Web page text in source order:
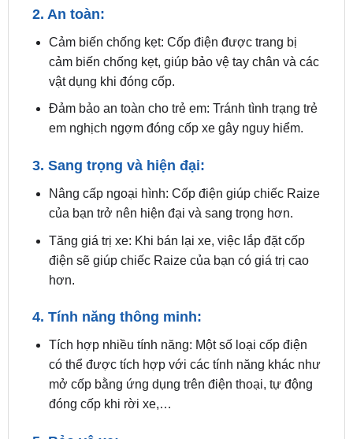
cảm biến chống kẹt, giúp bảo vệ tay chân và các
vật dụng khi đóng cốp.
Đảm bảo an toàn cho trẻ em: Tránh tình trạng trẻ
em nghịch ngợm đóng cốp xe gây nguy hiểm.
3. Sang trọng và hiện đại:
của bạn trở nên hiện đại và sang trọng hơn.
Tăng giá trị xe: Khi bán lại xe, việc lắp đặt cốp
điện sẽ giúp chiếc Raize của bạn có giá trị cao
hơn.
4. Tính năng thông minh:
có thể được tích hợp với các tính năng khác như
mở cốp bằng ứng dụng trên điện thoại, tự động
đóng cốp khi rời xe,…
5. Bảo vệ xe: